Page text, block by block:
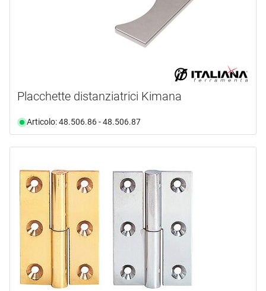
Placchette distanziatrici Kimana
Articolo: 48.506.86 - 48.506.87